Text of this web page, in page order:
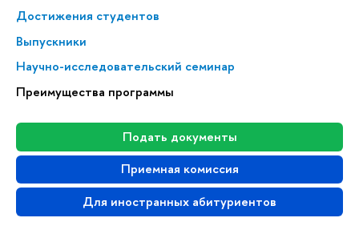
Достижения студентов
Выпускники
Научно-исследовательский семинар
Преимущества программы
Подать документы
Приемная комиссия
Для иностранных абитуриентов